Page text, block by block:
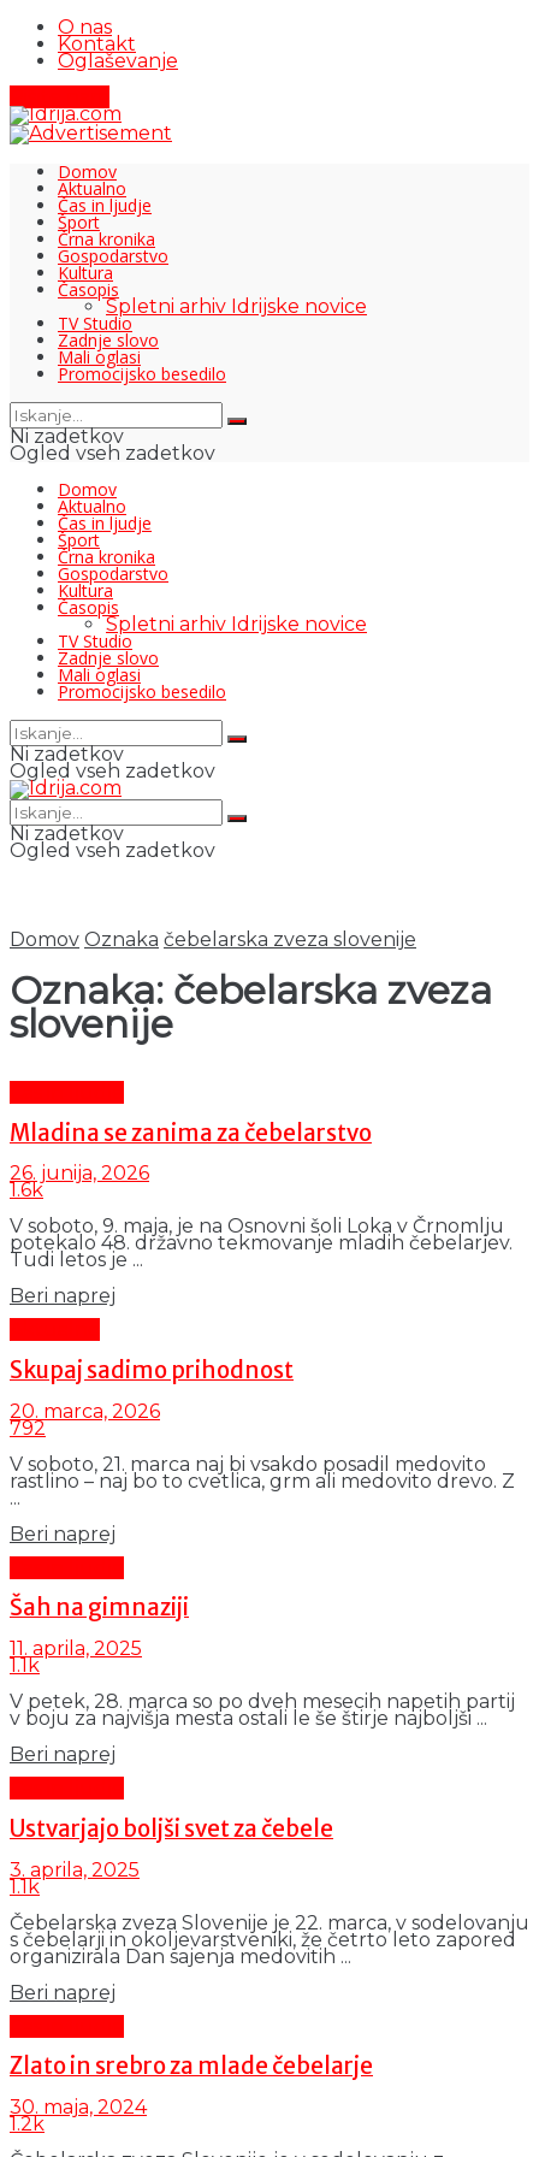
O nas
Kontakt
Oglaševanje
Domov
Aktualno
Čas in ljudje
Šport
Črna kronika
Gospodarstvo
Kultura
Časopis
Spletni arhiv Idrijske novice
TV Studio
Zadnje slovo
Mali oglasi
Promocijsko besedilo
Ni zadetkov
Ogled vseh zadetkov
Domov
Aktualno
Čas in ljudje
Šport
Črna kronika
Gospodarstvo
Kultura
Časopis
Spletni arhiv Idrijske novice
TV Studio
Zadnje slovo
Mali oglasi
Promocijsko besedilo
Ni zadetkov
Ogled vseh zadetkov
Ni zadetkov
Ogled vseh zadetkov
Domov Oznaka čebelarska zveza slovenije
Oznaka: čebelarska zveza
slovenije
Mladina se zanima za čebelarstvo
26. junija, 2026
1.6k
V soboto, 9. maja, je na Osnovni šoli Loka v Črnomlju
potekalo 48. državno tekmovanje mladih čebelarjev.
Tudi letos je ...
Beri naprej
Skupaj sadimo prihodnost
20. marca, 2026
792
V soboto, 21. marca naj bi vsakdo posadil medovito
rastlino – naj bo to cvetlica, grm ali medovito drevo. Z
...
Beri naprej
Šah na gimnaziji
11. aprila, 2025
1.1k
V petek, 28. marca so po dveh mesecih napetih partij
v boju za najvišja mesta ostali le še štirje najboljši ...
Beri naprej
Ustvarjajo boljši svet za čebele
3. aprila, 2025
1.1k
Čebelarska zveza Slovenije je 22. marca, v sodelovanju
s čebelarji in okoljevarstveniki, že četrto leto zapored
organizirala Dan sajenja medovitih ...
Beri naprej
Zlato in srebro za mlade čebelarje
30. maja, 2024
1.2k